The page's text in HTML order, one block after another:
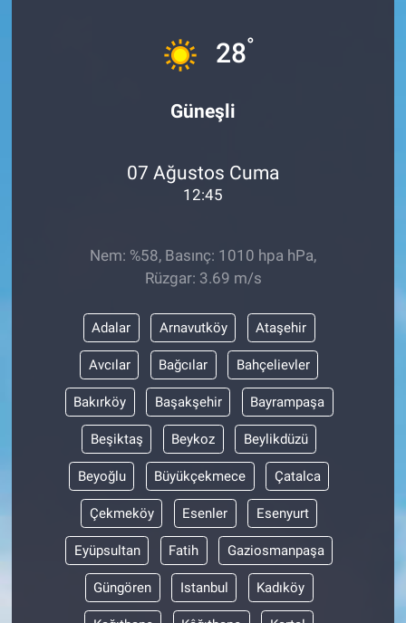
28°
Güneşli
07 Ağustos Cuma
12:45
Nem: %58, Basınç: 1010 hpa hPa,
Rüzgar: 3.69 m/s
Adalar Arnavutköy Ataşehir
Avcılar Bağcılar Bahçelievler
Bakırköy Başakşehir Bayrampaşa
Beşiktaş Beykoz Beylikdüzü
Beyoğlu Büyükçekmece Çatalca
Çekmeköy Esenler Esenyurt
Eyüpsultan Fatih Gaziosmanpaşa
Güngören Istanbul Kadıköy